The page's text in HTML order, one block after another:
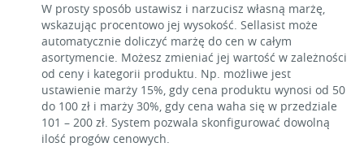
W prosty sposób ustawisz i narzucisz własną marżę,
wskazując procentowo jej wysokość. Sellasist może
automatycznie doliczyć marżę do cen w całym
asortymencie. Możesz zmieniać jej wartość w zależności
od ceny i kategorii produktu. Np. możliwe jest
ustawienie marży 15%, gdy cena produktu wynosi od 50
do 100 zł i marży 30%, gdy cena waha się w przedziale
101 – 200 zł. System pozwala skonfigurować dowolną
ilość progów cenowych.